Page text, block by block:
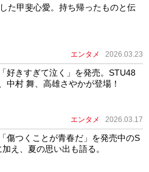
た甲斐心愛。持ち帰ったものと伝
エンタメ 2026.03.23
好きすぎて泣く」を発売。STU48
中村 舞、高雄さやかが登場！
エンタメ 2026.03.17
傷つくことが青春だ」を発売中のS
え、夏の思い出も語る。